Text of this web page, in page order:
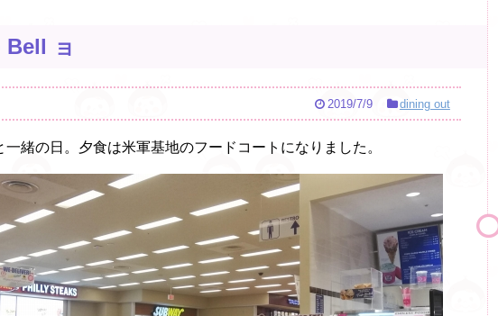
Bell ョ
2019/7/9 dining out
緒の日。夕食は米軍基地のフードコートになりました。